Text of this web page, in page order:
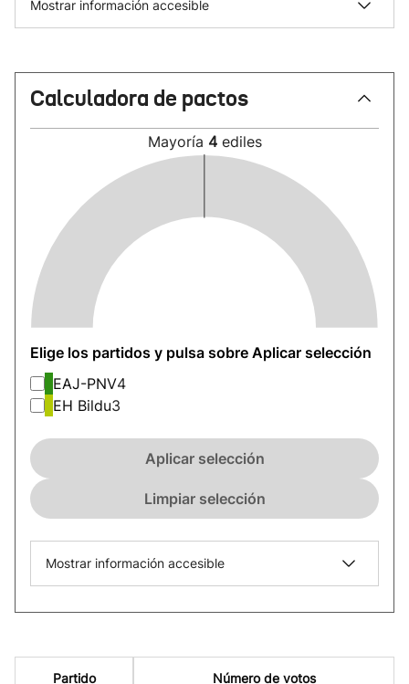
Mostrar información accesible
Calculadora de pactos
Mayoría 4 ediles
Elige los partidos y pulsa sobre Aplicar selección
EAJ-PNV4
EH Bildu3
Aplicar selección
Limpiar selección
Mostrar información accesible
Partido Número de votos